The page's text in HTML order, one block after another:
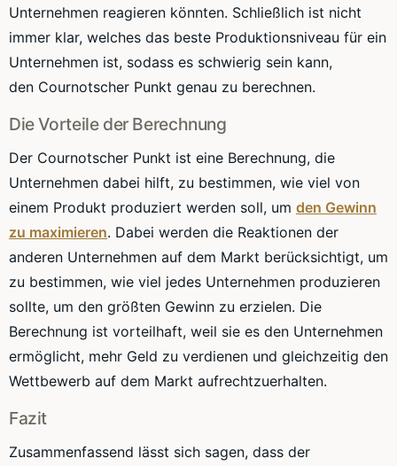
Unternehmen reagieren könnten. Schließlich ist nicht
immer klar, welches das beste Produktionsniveau für ein
Unternehmen ist, sodass es schwierig sein kann,
den Cournotscher Punkt genau zu berechnen.
Die Vorteile der Berechnung
Der Cournotscher Punkt ist eine Berechnung, die
Unternehmen dabei hilft, zu bestimmen, wie viel von
einem Produkt produziert werden soll, um den Gewinn
zu maximieren. Dabei werden die Reaktionen der
anderen Unternehmen auf dem Markt berücksichtigt, um
zu bestimmen, wie viel jedes Unternehmen produzieren
sollte, um den größten Gewinn zu erzielen. Die
Berechnung ist vorteilhaft, weil sie es den Unternehmen
ermöglicht, mehr Geld zu verdienen und gleichzeitig den
Wettbewerb auf dem Markt aufrechtzuerhalten.
Fazit
Zusammenfassend lässt sich sagen, dass der